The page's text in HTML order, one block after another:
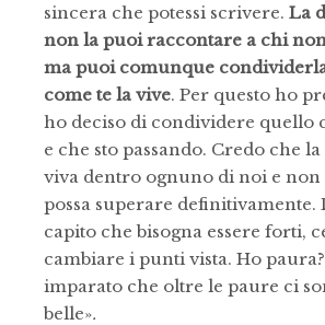
sincera che potessi scrivere. La
non la puoi raccontare a chi
ma puoi comunque
come te la vive. Per questo ho
ho deciso di condividere quello
e che sto passando. Credo che
viva dentro ognuno di noi e non
possa superare definitivamente.
capito che bisogna essere forti,
cambiare i punti vista. Ho
imparato che oltre le paure ci
belle».